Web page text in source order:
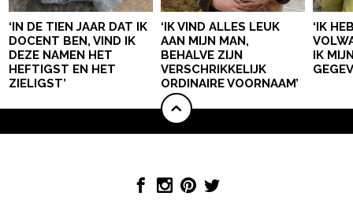
‘IN DE TIEN JAAR DAT IK
DOCENT BEN, VIND IK
DEZE NAMEN HET
HEFTIGST EN HET
ZIELIGST’
‘IK VIND ALLES LEUK
AAN MIJN MAN,
BEHALVE ZIJN
VERSCHRIKKELIJK
ORDINAIRE VOORNAAM’
‘IK
IK